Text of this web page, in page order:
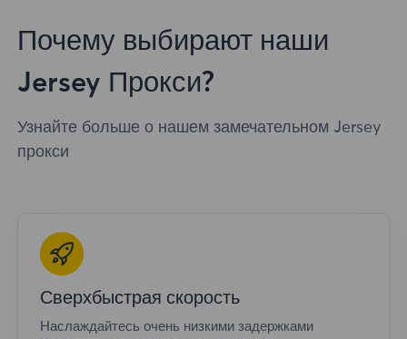
Почему выбирают наши
Jersey Прокси?
Узнайте больше о нашем замечательном Jersey
прокси
Сверхбыстрая скорость
Наслаждайтесь очень низкими задержками